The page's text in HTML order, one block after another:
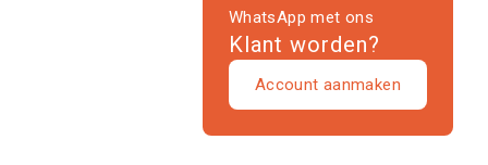
WhatsApp met ons
Klant worden?
Account aanmaken